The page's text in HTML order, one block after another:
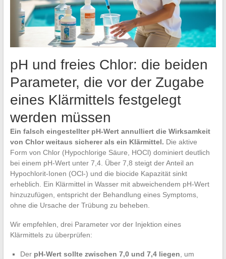
pH und freies Chlor: die beiden
Parameter, die vor der Zugabe
eines Klärmittels festgelegt
werden müssen
Ein falsch eingestellter pH-Wert annulliert die Wirksamkeit
von Chlor weitaus sicherer als ein Klärmittel. Die aktive
Form von Chlor (Hypochlorige Säure, HOCl) dominiert deutlich
bei einem pH-Wert unter 7,4. Über 7,8 steigt der Anteil an
Hypochlorit-Ionen (OCl-) und die biocide Kapazität sinkt
erheblich. Ein Klärmittel in Wasser mit abweichendem pH-Wert
hinzuzufügen, entspricht der Behandlung eines Symptoms,
ohne die Ursache der Trübung zu beheben.
Wir empfehlen, drei Parameter vor der Injektion eines
Klärmittels zu überprüfen:
Der pH-Wert sollte zwischen 7,0 und 7,4 liegen , um